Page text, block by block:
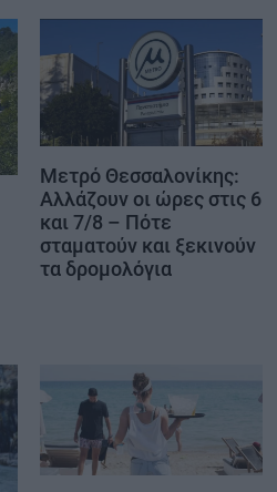
Μετρό Θεσσαλονίκης:
Αλλάζουν οι ώρες στις 6
και 7/8 – Πότε
σταματούν και ξεκινούν
τα δρομολόγια